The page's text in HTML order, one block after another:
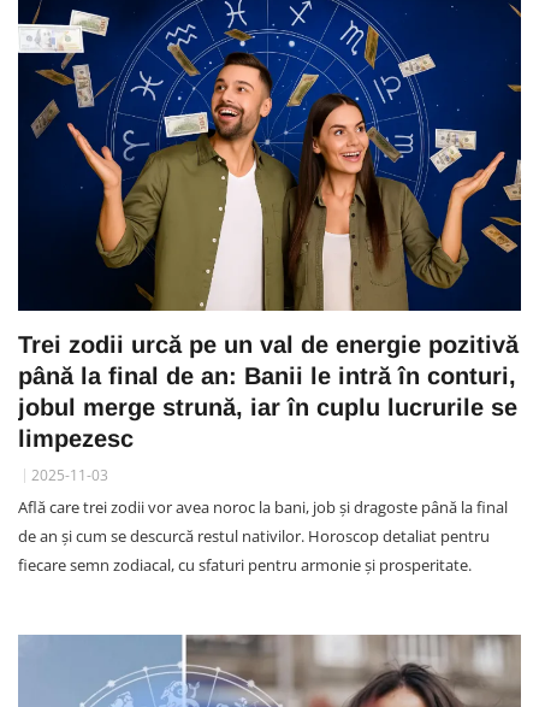
Trei zodii urcă pe un val de energie pozitivă
până la final de an: Banii le intră în conturi,
jobul merge strună, iar în cuplu lucrurile se
limpezesc
2025-11-03
Află care trei zodii vor avea noroc la bani, job și dragoste până la final
de an și cum se descurcă restul nativilor. Horoscop detaliat pentru
fiecare semn zodiacal, cu sfaturi pentru armonie și prosperitate.